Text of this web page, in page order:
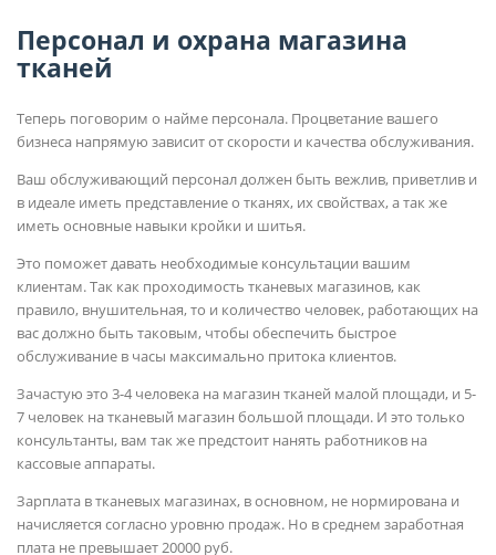
Персонал и охрана магазина
тканей
Теперь поговорим о найме персонала. Процветание вашего
бизнеса напрямую зависит от скорости и качества обслуживания.
Ваш обслуживающий персонал должен быть вежлив, приветлив и
в идеале иметь представление о тканях, их свойствах, а так же
иметь основные навыки кройки и шитья.
Это поможет давать необходимые консультации вашим
клиентам. Так как проходимость тканевых магазинов, как
правило, внушительная, то и количество человек, работающих на
вас должно быть таковым, чтобы обеспечить быстрое
обслуживание в часы максимально притока клиентов.
Зачастую это 3-4 человека на магазин тканей малой площади, и 5-
7 человек на тканевый магазин большой площади. И это только
консультанты, вам так же предстоит нанять работников на
кассовые аппараты.
Зарплата в тканевых магазинах, в основном, не нормирована и
начисляется согласно уровню продаж. Но в среднем заработная
плата не превышает 20000 руб.